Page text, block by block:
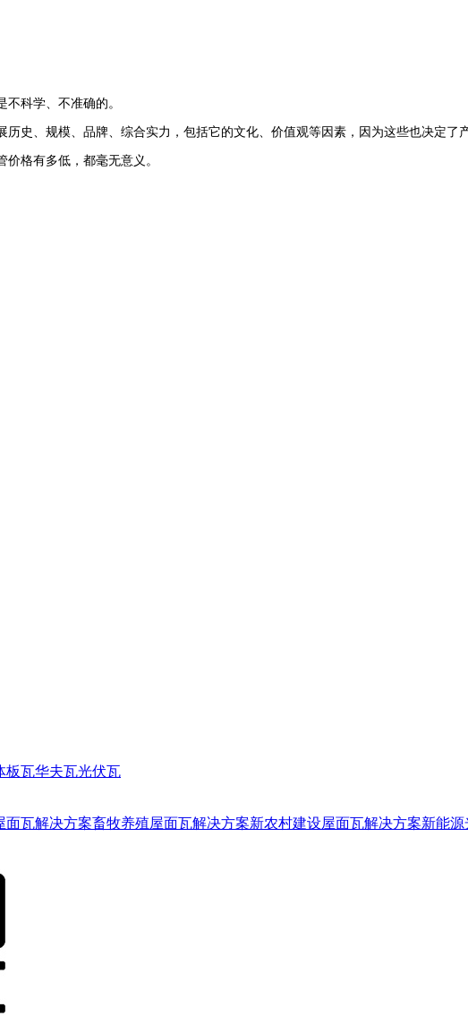
科学、不准确的。
史、规模、品牌、综合实力，包括它的文化、价值观等因素，因为这些也决定了
格有多低，都毫无意义。
板瓦华夫瓦光伏瓦
面瓦解决方案畜牧养殖屋面瓦解决方案新农村建设屋面瓦解决方案新能